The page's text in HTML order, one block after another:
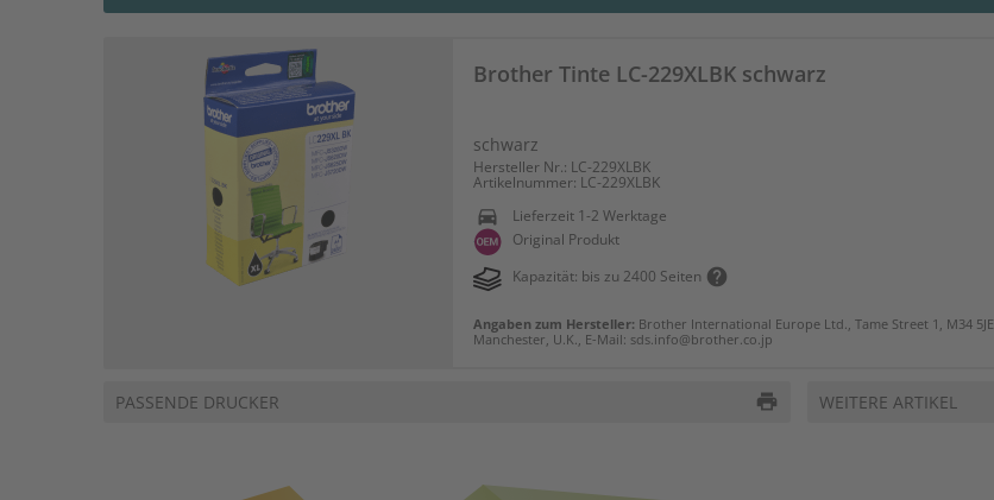
Brother Tinte LC-229XLBK schwarz
schwarz
Hersteller Nr.: LC-229XLBK
Artikelnummer: LC-229XLBK
directions_car
Lieferzeit 1-2 Werktage
Original Produkt
Kapazität: bis zu 2400 Seiten help
Angaben zum Hersteller: Brother International Europe Ltd., Tame Street 1, M34 5JE
Manchester, U.K., E-Mail: sds.info@brother.co.jp
PASSENDE DRUCKER print WEITERE ARTIKEL